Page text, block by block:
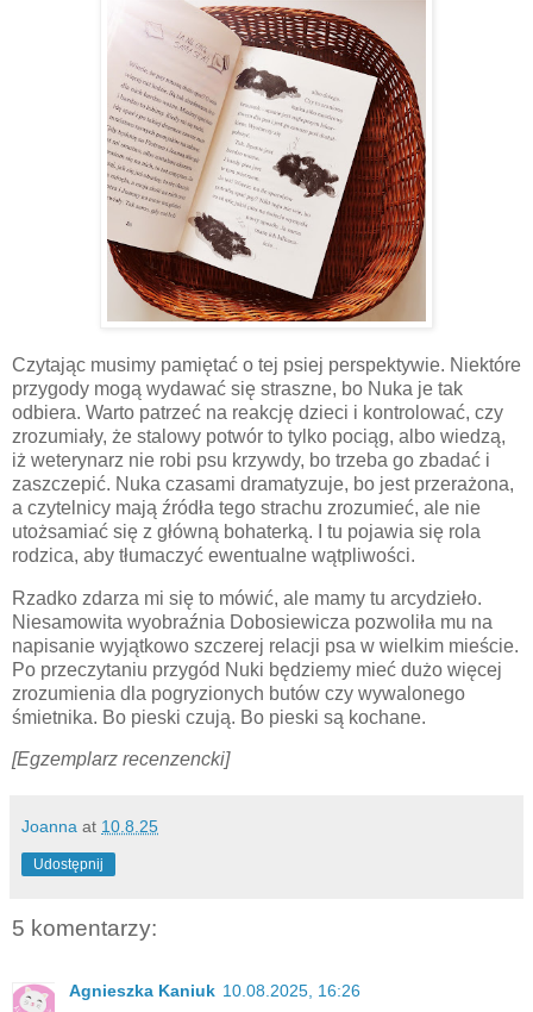
Czytając musimy pamiętać o tej psiej perspektywie. Niektóre
przygody mogą wydawać się straszne, bo Nuka je tak
odbiera. Warto patrzeć na reakcję dzieci i kontrolować, czy
zrozumiały, że stalowy potwór to tylko pociąg, albo wiedzą,
iż weterynarz nie robi psu krzywdy, bo trzeba go zbadać i
zaszczepić. Nuka czasami dramatyzuje, bo jest przerażona,
a czytelnicy mają źródła tego strachu zrozumieć, ale nie
utożsamiać się z główną bohaterką. I tu pojawia się rola
rodzica, aby tłumaczyć ewentualne wątpliwości.
Rzadko zdarza mi się to mówić, ale mamy tu arcydzieło.
Niesamowita wyobraźnia Dobosiewicza pozwoliła mu na
napisanie wyjątkowo szczerej relacji psa w wielkim mieście.
Po przeczytaniu przygód Nuki będziemy mieć dużo więcej
zrozumienia dla pogryzionych butów czy wywalonego
śmietnika. Bo pieski czują. Bo pieski są kochane.
[Egzemplarz recenzencki]
Joanna at 10.8.25
Udostępnij
5 komentarzy:
Agnieszka Kaniuk 10.08.2025, 16:26